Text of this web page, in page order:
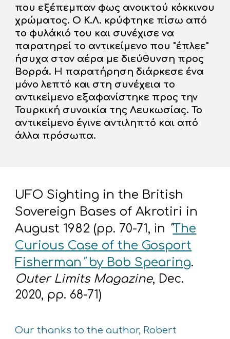
που εξέπεμπαν φως ανοικτού κόκκινου
χρώματος. Ο Κ.Λ. κρύφτηκε πίσω από
το φυλάκιό του και συνέχισε να
παρατηρεί το αντικείμενο που "έπλεε"
ήσυχα στον αέρα με διεύθυνση προς
Βορρά. Η παρατήρηση διάρκεσε ένα
μόνο λεπτό και στη συνέχεια το
αντικείμενο εξαφανίστηκε προς την
Τουρκική συνοικία της Λευκωσίας. Το
αντικείμενο έγινε αντιληπτό και από
άλλα πρόσωπα.
UFO Sighting in the British
Sovereign Bases of Akrotiri in
August 1982 (pp. 70-71, in "The
Curious Case of the Gosport
Fisherman "by Bob Spearing.
Outer Limits Magazine, Dec.
2020, pp. 68-71)
Our thanks to the author, Robert